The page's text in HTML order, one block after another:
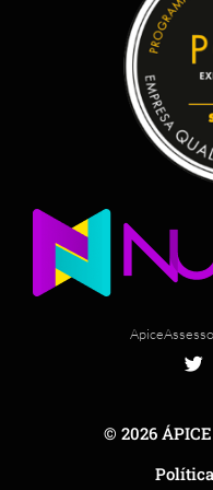
© 2026